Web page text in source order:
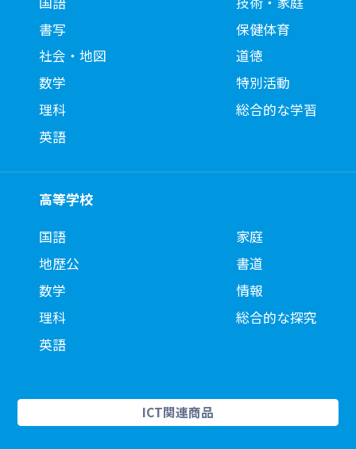
書写
社会・地図
数学
理科
英語
保健体育
道徳
特別活動
総合的な学習
高等学校
国語
地歴公
数学
理科
英語
家庭
書道
情報
総合的な探究
ICT関連商品